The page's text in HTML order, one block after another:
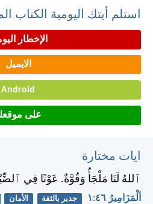
استلم أيتك اليومية الكتاب
الإخطار
الايميل
Android
على
ايات مختارة
ٱللهُ لَنَا مَلْجَأٌ وَقُوَّةٌ. عَوْنًا فِي
اَلْمَزَامِيرُ ٤٦:‏١ جدير بالثقة الأمان